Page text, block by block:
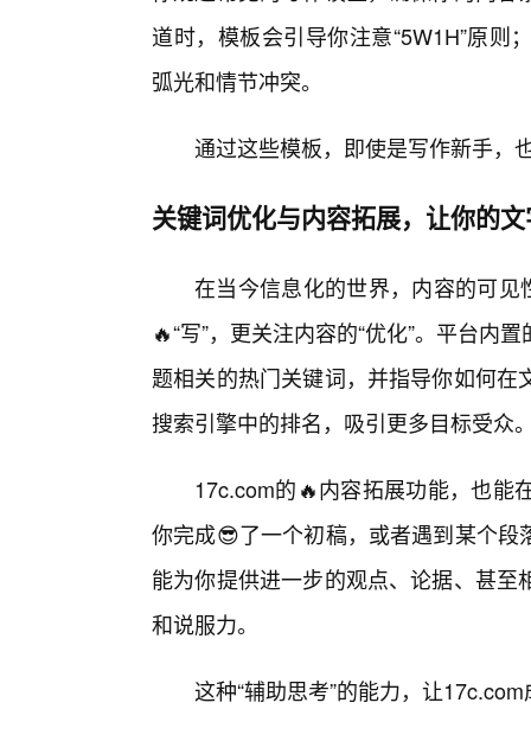
道时，模板会引导你注意“5W1H”原
弧光和情节冲突。
通过这些模板，即使是写作新手，
关键词优化与内容拓展，让你的
在当今信息化的世界，内容的可
🔥“写”，更关注内容的“优化”。平台内
题相关的热门关键词，并指导你如何
搜索引擎中的排名，吸引更多目标受众
17c.com的🔥内容拓展功能，也能
你完成😎了一个初稿，或者遇到某个
能为你提供进一步的观点、论据、甚
和说服力。
这种“辅助思考”的能力，让